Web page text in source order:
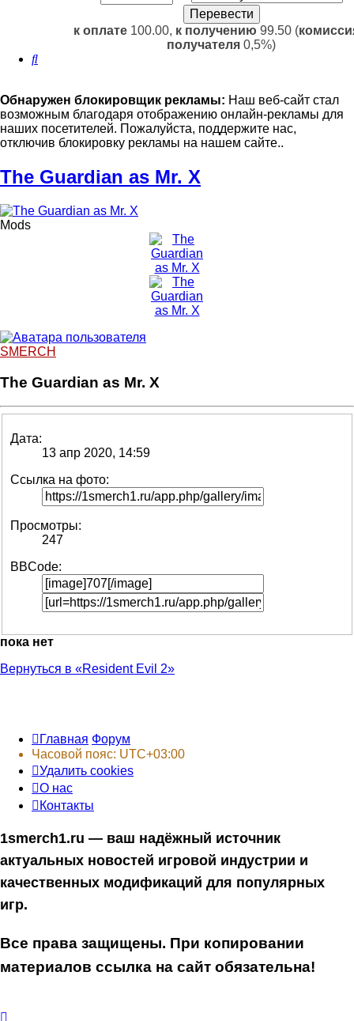
к оплате100.00, к получению 99.50 (
получателя 0,5%)
Поиск
Обнаружен блокировщик рекламы: Наш веб-сайт стал
возможным благодаря отображению онлайн-рекламы для
наших посетителей. Пожалуйста, поддержите нас,
отключив блокировку рекламы на нашем сайте..
The Guardian as Mr. X
Mods
SMERCH
The Guardian as Mr. X
Дата:
13 апр 2020, 14:59
Ссылка на фото:
Просмотры:
247
BBCode:
пока нет
Вернуться в «Resident Evil 2»
Главная Форум
Часовой пояс: UTC+03:00
Удалить cookies
О нас
Контакты
1smerch1.ru — ваш надёжный источник
актуальных новостей игровой индустрии и
качественных модификаций для популярных
игр.
Все права защищены. При копировании
материалов ссылка на сайт обязательна!